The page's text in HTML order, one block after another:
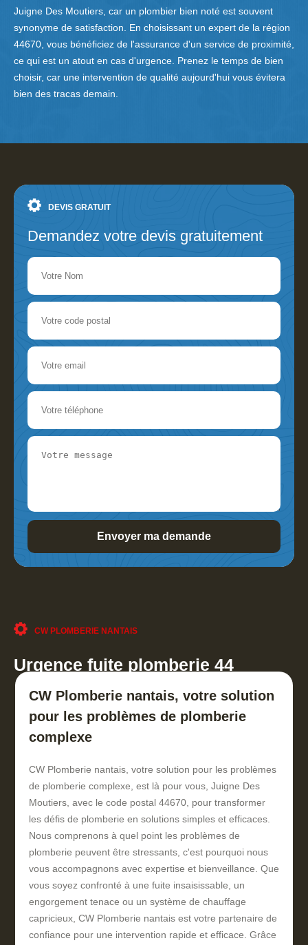
Juigne Des Moutiers, car un plombier bien noté est souvent
synonyme de satisfaction. En choisissant un expert de la région
44670, vous bénéficiez de l'assurance d'un service de proximité,
ce qui est un atout en cas d'urgence. Prenez le temps de bien
choisir, car une intervention de qualité aujourd'hui vous évitera
bien des tracas demain.
DEVIS GRATUIT
Demandez votre devis gratuitement
CW PLOMBERIE NANTAIS
Urgence fuite plomberie 44
CW Plomberie nantais, votre solution
pour les problèmes de plomberie
complexe
CW Plomberie nantais, votre solution pour les problèmes
de plomberie complexe, est là pour vous, Juigne Des
Moutiers, avec le code postal 44670, pour transformer
les défis de plomberie en solutions simples et efficaces.
Nous comprenons à quel point les problèmes de
plomberie peuvent être stressants, c'est pourquoi nous
vous accompagnons avec expertise et bienveillance. Que
vous soyez confronté à une fuite insaisissable, un
engorgement tenace ou un système de chauffage
capricieux, CW Plomberie nantais est votre partenaire de
confiance pour une intervention rapide et efficace. Grâce